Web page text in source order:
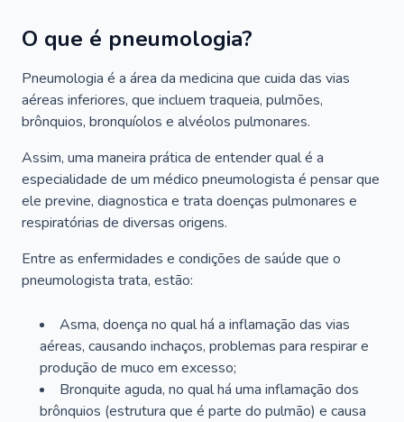
O que é pneumologia?
Pneumologia é a área da medicina que cuida das vias
aéreas inferiores, que incluem traqueia, pulmões,
brônquios, bronquíolos e alvéolos pulmonares.
Assim, uma maneira prática de entender qual é a
especialidade de um médico pneumologista é pensar que
ele previne, diagnostica e trata doenças pulmonares e
respiratórias de diversas origens.
Entre as enfermidades e condições de saúde que o
pneumologista trata, estão:
Asma, doença no qual há a inflamação das vias
aéreas, causando inchaços, problemas para respirar e
produção de muco em excesso;
Bronquite aguda, no qual há uma inflamação dos
brônquios (estrutura que é parte do pulmão) e causa